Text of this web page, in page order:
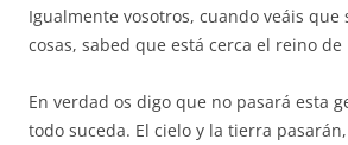
Igualmente vosotros, cuando veáis que
cosas, sabed que está cerca el reino de
En verdad os digo que no pasará esta
todo suceda. El cielo y la tierra